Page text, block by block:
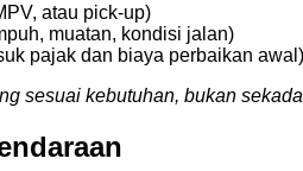
atau pick-up)
muatan, kondisi jalan)
pajak dan biaya perbaikan awal)
sesuai kebutuhan, bukan